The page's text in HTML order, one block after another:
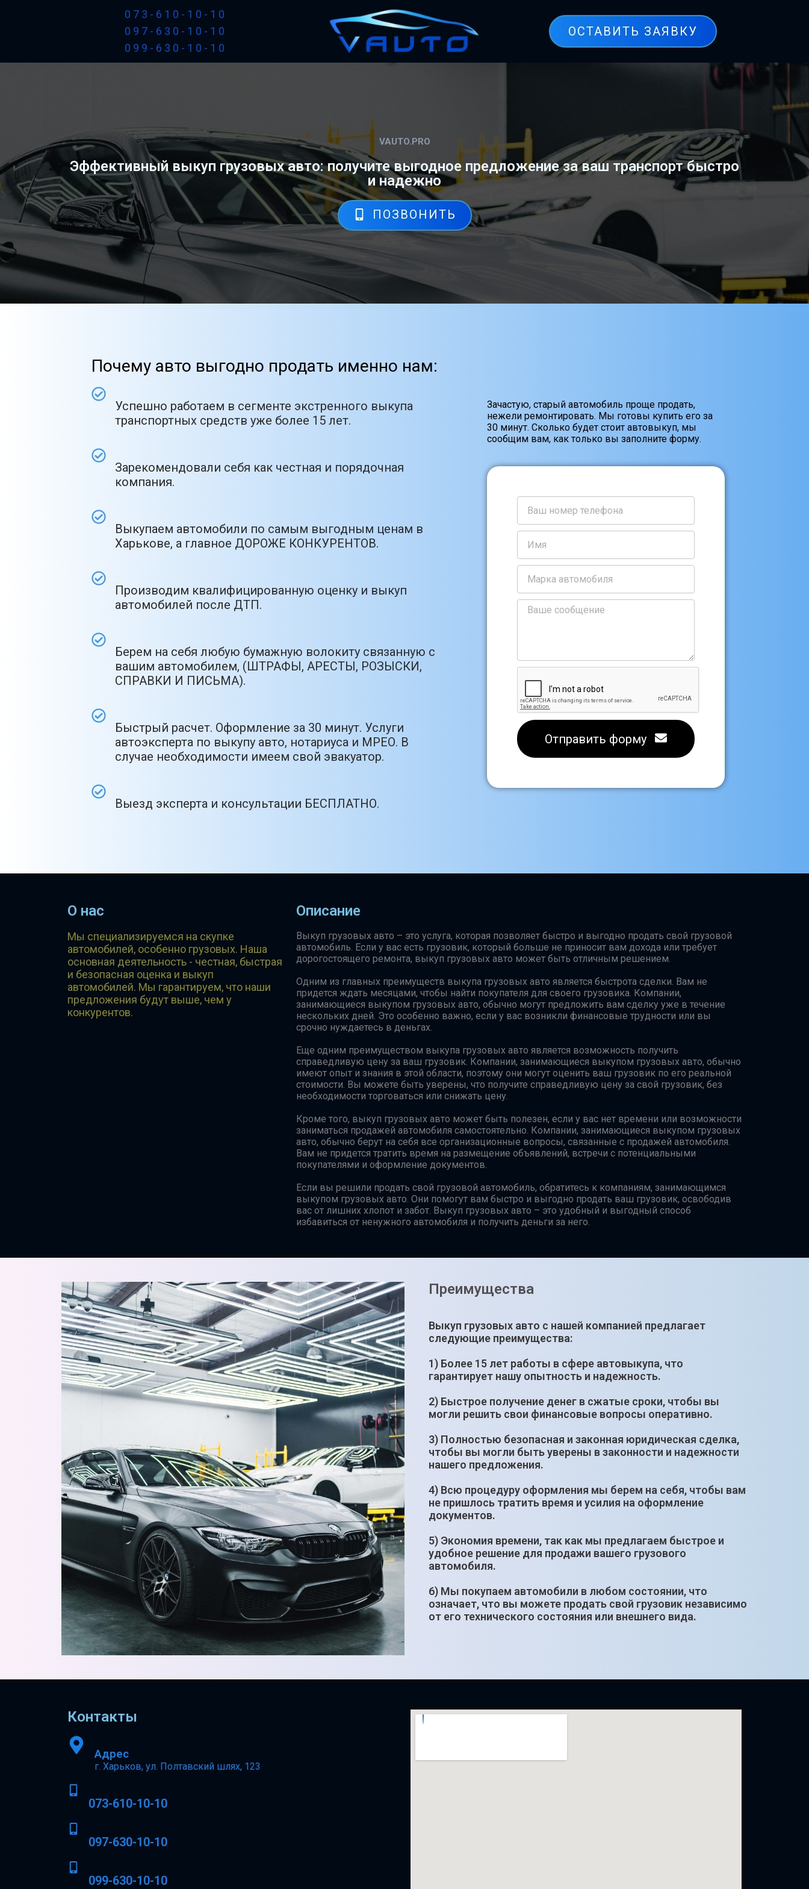
073-610-10-10
097-630-10-10
099-630-10-10
ОСТАВИТЬ ЗАЯВКУ
VAUTO.PRO
Эффективный выкуп грузовых авто: получите выгодное предложение за ваш транспорт быстро
и надежно
ПОЗВОНИТЬ
Почему авто выгодно продать именно нам:
Успешно работаем в сегменте экстренного выкупа
транспортных средств уже более 15 лет.
Зарекомендовали себя как честная и порядочная
компания.
Выкупаем автомобили по самым выгодным ценам в
Харькове, а главное ДОРОЖЕ КОНКУРЕНТОВ.
Производим квалифицированную оценку и выкуп
автомобилей после ДТП.
Берем на себя любую бумажную волокиту связанную с
вашим автомобилем, (ШТРАФЫ, АРЕСТЫ, РОЗЫСКИ,
СПРАВКИ И ПИСЬМА).
Быстрый расчет. Оформление за 30 минут. Услуги
автоэксперта по выкупу авто, нотариуса и МРЕО. В
случае необходимости имеем свой эвакуатор.
Выезд эксперта и консультации БЕСПЛАТНО.
Зачастую, старый автомобиль проще продать,
нежели ремонтировать. Мы готовы купить его за
30 минут. Сколько будет стоит автовыкуп, мы
сообщим вам, как только вы заполните форму.
Отправить форму
О нас
Мы специализируемся на скупке
автомобилей, особенно грузовых. Наша
основная деятельность - честная, быстрая
и безопасная оценка и выкуп
автомобилей. Мы гарантируем, что наши
предложения будут выше, чем у
конкурентов.
Описание
Выкуп грузовых авто – это услуга, которая позволяет быстро и выгодно продать свой грузовой
автомобиль. Если у вас есть грузовик, который больше не приносит вам дохода или требует
дорогостоящего ремонта, выкуп грузовых авто может быть отличным решением.
Одним из главных преимуществ выкупа грузовых авто является быстрота сделки. Вам не
придется ждать месяцами, чтобы найти покупателя для своего грузовика. Компании,
занимающиеся выкупом грузовых авто, обычно могут предложить вам сделку уже в течение
нескольких дней. Это особенно важно, если у вас возникли финансовые трудности или вы
срочно нуждаетесь в деньгах.
Еще одним преимуществом выкупа грузовых авто является возможность получить
справедливую цену за ваш грузовик. Компании, занимающиеся выкупом грузовых авто, обычно
имеют опыт и знания в этой области, поэтому они могут оценить ваш грузовик по его реальной
стоимости. Вы можете быть уверены, что получите справедливую цену за свой грузовик, без
необходимости торговаться или снижать цену.
Кроме того, выкуп грузовых авто может быть полезен, если у вас нет времени или возможности
заниматься продажей автомобиля самостоятельно. Компании, занимающиеся выкупом грузовых
авто, обычно берут на себя все организационные вопросы, связанные с продажей автомобиля.
Вам не придется тратить время на размещение объявлений, встречи с потенциальными
покупателями и оформление документов.
Если вы решили продать свой грузовой автомобиль, обратитесь к компаниям, занимающимся
выкупом грузовых авто. Они помогут вам быстро и выгодно продать ваш грузовик, освободив
вас от лишних хлопот и забот. Выкуп грузовых авто – это удобный и выгодный способ
избавиться от ненужного автомобиля и получить деньги за него.
Преимущества
Выкуп грузовых авто с нашей компанией предлагает
следующие преимущества:
1) Более 15 лет работы в сфере автовыкупа, что
гарантирует нашу опытность и надежность.
2) Быстрое получение денег в сжатые сроки, чтобы вы
могли решить свои финансовые вопросы оперативно.
3) Полностью безопасная и законная юридическая сделка,
чтобы вы могли быть уверены в законности и надежности
нашего предложения.
4) Всю процедуру оформления мы берем на себя, чтобы вам
не пришлось тратить время и усилия на оформление
документов.
5) Экономия времени, так как мы предлагаем быстрое и
удобное решение для продажи вашего грузового
автомобиля.
6) Мы покупаем автомобили в любом состоянии, что
означает, что вы можете продать свой грузовик независимо
от его технического состояния или внешнего вида.
Контакты
Адрес
г. Харьков, ул. Полтавский шлях, 123
073-610-10-10
097-630-10-10
099-630-10-10